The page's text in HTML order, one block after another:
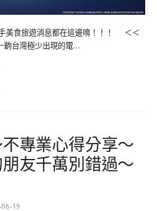
美食旅遊消息都在這邊唷！！！ ＜＜
齣台灣極少出現的電…
專業心得分享～
友千萬別錯過～
19